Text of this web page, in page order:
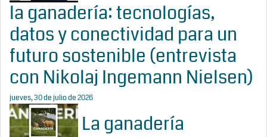
la ganadería: tecnologías,
datos y conectividad para un
futuro sostenible (entrevista
con Nikolaj Ingemann Nielsen)
jueves, 30 de julio de 2026
La ganadería